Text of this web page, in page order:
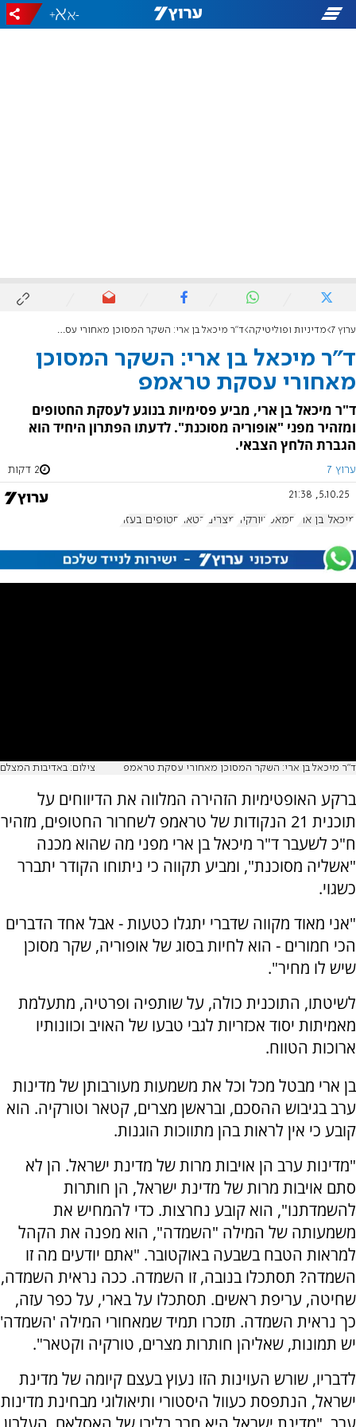
-
+
ערוץ 7 מדיניות ופוליטיקה ד"ר מיכאל בן ארי: השקר המסוכן מאחורי עסקת טראמפ
ד"ר מיכאל בן ארי: השקר המסוכן
מאחורי עסקת טראמפ
ד"ר מיכאל בן ארי, מביע פסימיות בנוגע לעסקת החטופים
ומזהיר מפני "אופוריה מסוכנת". לדעתו הפתרון היחיד הוא
הגברת הלחץ הצבאי.
ערוץ 7 2 דקות
5.10.25, 21:38
מיכאל בן ארי חמאס טורקיה מצרים קטאר חטופים בעזה
ד"ר מיכאל בן ארי: השקר המסוכן מאחורי עסקת טראמפ צילום: באדיבות המצלם
ברקע האופטימיות הזהירה המלווה את הדיווחים על
תוכנית 21 הנקודות של טראמפ לשחרור החטופים, מזהיר
ח"כ לשעבר ד"ר מיכאל בן ארי מפני מה שהוא מכנה
"אשליה מסוכנת", ומביע תקווה כי ניתוחו הקודר יתברר
כשגוי.
"אני מאוד מקווה שדברי יתגלו כטעות - אבל אחד הדברים
הכי חמורים - הוא לחיות בסוג של אופוריה, שקר מסוכן
שיש לו מחיר".
לשיטתו, התוכנית כולה, על שותפיה ופרטיה, מתעלמת
מאמיתות יסוד אכזריות לגבי טבעו של האויב וכוונותיו
ארוכות הטווח.
בן ארי מבטל מכל וכל את משמעות מעורבותן של מדינות
ערב בגיבוש ההסכם, ובראשן מצרים, קטאר וטורקיה. הוא
קובע כי אין לראות בהן מתווכות הוגנות.
"מדינות ערב הן אויבות מרות של מדינת ישראל. הן לא
סתם אויבות מרות של מדינת ישראל, הן חותרות
להשמדתנו", הוא קובע נחרצות. כדי להמחיש את
משמעותה של המילה "השמדה", הוא מפנה את הקהל
למראות הטבח בשבעה באוקטובר. "אתם יודעים מה זו
השמדה? תסתכלו בנובה, זו השמדה. ככה נראית השמדה,
שחיטה, עריפת ראשים. תסתכלו על בארי, על כפר עזה,
כך נראית השמדה. תזכרו תמיד שמאחורי המילה 'השמדה'
יש תמונות, שאליהן חותרות מצרים, טורקיה וקטאר".
לדבריו, שורש העוינות הזו נעוץ בעצם קיומה של מדינת
ישראל, הנתפסת כעוול היסטורי ותיאולוגי מבחינת מדינות